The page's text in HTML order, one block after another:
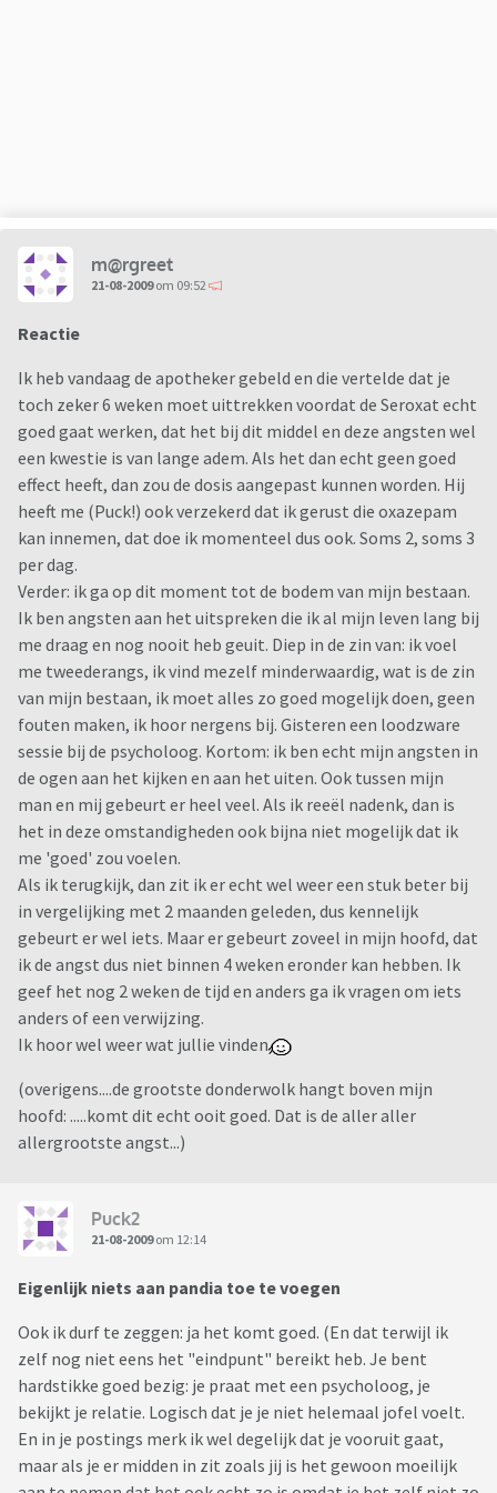
m@rgreet
21-08-2009om 09:52
Reactie
Ik heb vandaag de apotheker gebeld en die vertelde dat je
toch zeker 6 weken moet uittrekken voordat de Seroxat echt
goed gaat werken, dat het bij dit middel en deze angsten wel
een kwestie is van lange adem. Als het dan echt geen goed
effect heeft, dan zou de dosis aangepast kunnen worden. Hij
heeft me (Puck!) ook verzekerd dat ik gerust die oxazepam
kan innemen, dat doe ik momenteel dus ook. Soms 2, soms 3
per dag.
Verder: ik ga op dit moment tot de bodem van mijn bestaan.
Ik ben angsten aan het uitspreken die ik al mijn leven lang bij
me draag en nog nooit heb geuit. Diep in de zin van: ik voel
me tweederangs, ik vind mezelf minderwaardig, wat is de zin
van mijn bestaan, ik moet alles zo goed mogelijk doen, geen
fouten maken, ik hoor nergens bij. Gisteren een loodzware
sessie bij de psycholoog. Kortom: ik ben echt mijn angsten in
de ogen aan het kijken en aan het uiten. Ook tussen mijn
man en mij gebeurt er heel veel. Als ik reeël nadenk, dan is
het in deze omstandigheden ook bijna niet mogelijk dat ik
me 'goed' zou voelen.
Als ik terugkijk, dan zit ik er echt wel weer een stuk beter bij
in vergelijking met 2 maanden geleden, dus kennelijk
gebeurt er wel iets. Maar er gebeurt zoveel in mijn hoofd, dat
ik de angst dus niet binnen 4 weken eronder kan hebben. Ik
geef het nog 2 weken de tijd en anders ga ik vragen om iets
anders of een verwijzing.
Ik hoor wel weer wat jullie vinden
(overigens....de grootste donderwolk hangt boven mijn
hoofd: .....komt dit echt ooit goed. Dat is de aller aller
allergrootste angst...)
Puck2
21-08-2009om 12:14
Eigenlijk niets aan pandia toe te voegen
Ook ik durf te zeggen: ja het komt goed. (En dat terwijl ik
zelf nog niet eens het "eindpunt" bereikt heb. Je bent
hardstikke goed bezig: je praat met een psycholoog, je
bekijkt je relatie. Logisch dat je je niet helemaal jofel voelt.
En in je postings merk ik wel degelijk dat je vooruit gaat,
maar als je er midden in zit zoals jij is het gewoon moeilijk